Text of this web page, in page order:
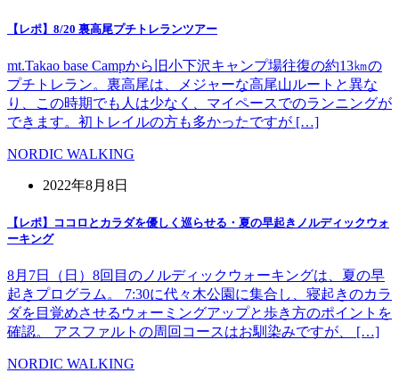
【レポ】8/20 裏高尾プチトレランツアー
mt.Takao base Campから旧小下沢キャンプ場往復の約13㎞の
プチトレラン。裏高尾は、メジャーな高尾山ルートと異な
り、この時期でも人は少なく、マイペースでのランニングが
できます。初トレイルの方も多かったですが […]
NORDIC WALKING
2022年8月8日
【レポ】ココロとカラダを優しく巡らせる・夏の早起きノルディックウォ
ーキング
8月7日（日）8回目のノルディックウォーキングは、夏の早
起きプログラム。 7:30に代々木公園に集合し、寝起きのカラ
ダを目覚めさせるウォーミングアップと歩き方のポイントを
確認。 アスファルトの周回コースはお馴染みですが、 […]
NORDIC WALKING